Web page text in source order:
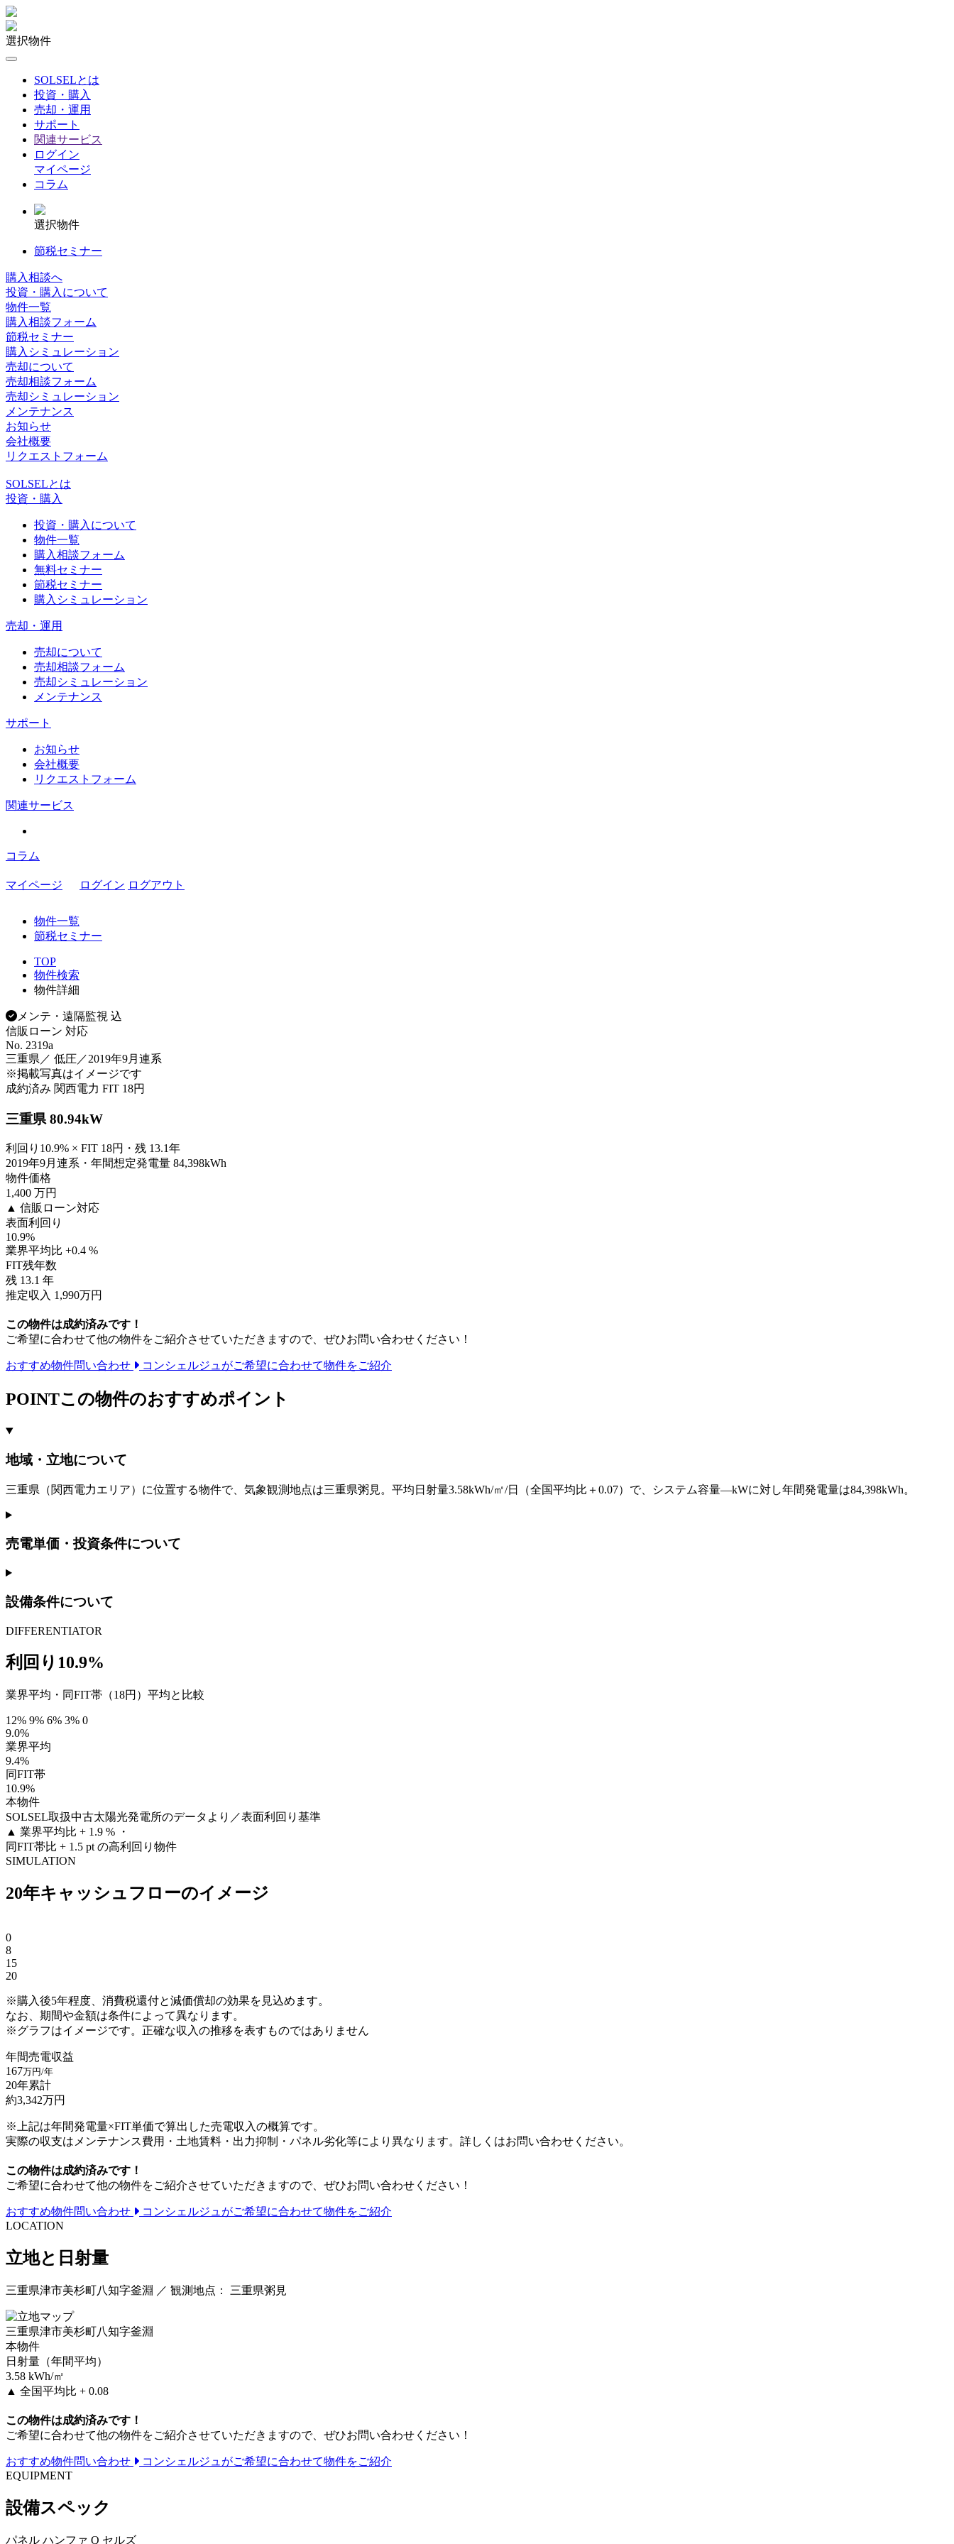
選択物件
SOLSELとは
投資・購入
売却・運用
サポート
関連サービス
ログイン
マイページ
コラム
選択物件
節税セミナー
購入相談へ
投資・購入について
物件一覧
購入相談フォーム
節税セミナー
購入シミュレーション
売却について
売却相談フォーム
売却シミュレーション
メンテナンス
お知らせ
会社概要
リクエストフォーム
SOLSELとは
投資・購入
投資・購入について
物件一覧
購入相談フォーム
無料セミナー
節税セミナー
購入シミュレーション
売却・運用
売却について
売却相談フォーム
売却シミュレーション
メンテナンス
サポート
お知らせ
会社概要
リクエストフォーム
関連サービス
コラム
マイページ ログイン ログアウト
物件一覧
節税セミナー
TOP
物件検索
物件詳細
メンテ・遠隔監視 込
信販ローン 対応
No. 2319a
三重県／ 低圧／2019年9月連系
※掲載写真はイメージです
成約済み 関西電力 FIT 18円
三重県 80.94kW
利回り10.9% × FIT 18円・残 13.1年
2019年9月連系・年間想定発電量 84,398kWh
物件価格
1,400 万円
▲ 信販ローン対応
表面利回り
10.9%
業界平均比 +0.4 %
FIT残年数
残 13.1 年
推定収入 1,990万円
この物件は成約済みです！
ご希望に合わせて他の物件をご紹介させていただきますので、ぜひお問い合わせください！
おすすめ物件問い合わせ コンシェルジュがご希望に合わせて物件をご紹介
POINTこの物件のおすすめポイント
地域・立地について
三重県（関西電力エリア）に位置する物件で、気象観測地点は三重県粥見。平均日射量3.58kWh/㎡/日（全国平均比＋0.07）で、システム容量—kWに対し年間発電量は84,398kWh。
売電単価・投資条件について
設備条件について
DIFFERENTIATOR
利回り10.9%
業界平均・同FIT帯（18円）平均と比較
12% 9% 6% 3% 0
9.0%
業界平均
9.4%
同FIT帯
10.9%
本物件
SOLSEL取扱中古太陽光発電所のデータより／表面利回り基準
▲ 業界平均比 + 1.9 % ・
同FIT帯比 + 1.5 pt の高利回り物件
SIMULATION
20年キャッシュフローのイメージ
0
8
15
20
※購入後5年程度、消費税還付と減価償却の効果を見込めます。
なお、期間や金額は条件によって異なります。
※グラフはイメージです。正確な収入の推移を表すものではありません
年間売電収益
167万円/年
20年累計
約3,342万円
※上記は年間発電量×FIT単価で算出した売電収入の概算です。
実際の収支はメンテナンス費用・土地賃料・出力抑制・パネル劣化等により異なります。詳しくはお問い合わせください。
この物件は成約済みです！
ご希望に合わせて他の物件をご紹介させていただきますので、ぜひお問い合わせください！
おすすめ物件問い合わせ
コンシェルジュがご希望に合わせて物件をご紹介
LOCATION
立地と日射量
三重県津市美杉町八知字釜淵 ／ 観測地点： 三重県粥見
三重県津市美杉町八知字釜淵
本物件
日射量（年間平均）
3.58 kWh/㎡
▲ 全国平均比 + 0.08
この物件は成約済みです！
ご希望に合わせて他の物件をご紹介させていただきますので、ぜひお問い合わせください！
おすすめ物件問い合わせ
コンシェルジュがご希望に合わせて物件をご紹介
EQUIPMENT
設備スペック
パネル ハンファ Q セルズ